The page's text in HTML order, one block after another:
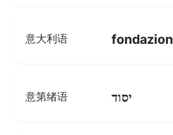
意大利语
意第绪语 יסוד